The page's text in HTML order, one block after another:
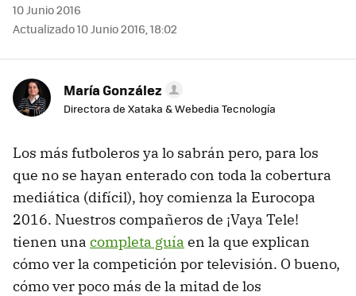
10 Junio 2016
Actualizado 10 Junio 2016, 18:02
María González
Directora de Xataka & Webedia Tecnología
Los más futboleros ya lo sabrán pero, para los
que no se hayan enterado con toda la cobertura
mediática (difícil), hoy comienza la Eurocopa
2016. Nuestros compañeros de ¡Vaya Tele!
tienen una completa guía en la que explican
cómo ver la competición por televisión. O bueno,
cómo ver poco más de la mitad de los